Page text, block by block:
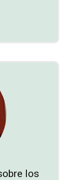
los